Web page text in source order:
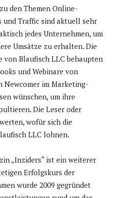
den Themen Online-
Traffic sind aktuell sehr
jedes Unternehmen, um
Umsätze zu erhalten. Die
Blaufisch LLC behaupten
und Webinare von
Newcomer im Marketing-
wünschen, um ihre
Die Leser oder
wofür sich die
LLC lohnen.
„Inziders“ ist ein weiterer
Erfolgskurs der
wurde 2009 gegründet